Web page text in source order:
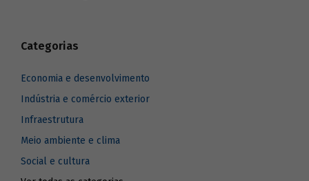
Categorias
Economia e desenvolvimento
Indústria e comércio exterior
Infraestrutura
Meio ambiente e clima
Social e cultura